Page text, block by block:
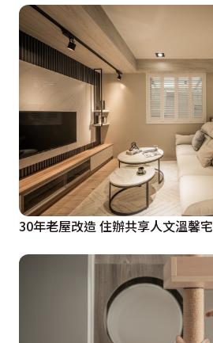
30年老屋改造 住辦共享人文溫馨宅